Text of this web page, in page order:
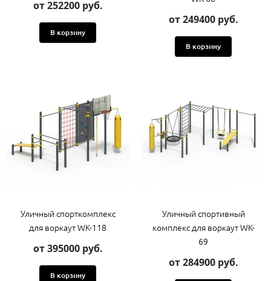
от 252200 руб.
В корзину
от 249400 руб.
В корзину
Уличный спорткомплекс
для воркаут WK-118
от 395000 руб.
В корзину
Уличный спортивный
комплекс для воркаут WK-
69
от 284900 руб.